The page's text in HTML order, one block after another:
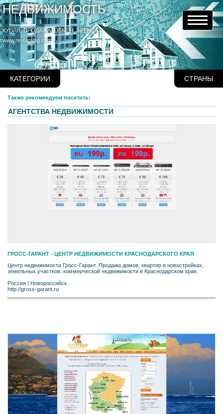
НЕДВИЖИМОСТЬ
КУПЛЯ, ПРОДАЖА, ОБМЕН, АРЕНДА
www.re-catalog.com
КАТЕГОРИИ СТРАНЫ
Также рекомендуем посетить:
АГЕНТСТВА НЕДВИЖИМОСТИ
ГРОСС-ГАРАНТ - ЦЕНТР НЕДВИЖИМОСТИ КРАСНОДАРСКОГО КРАЯ
Центр недвижимости Гросс-Гарант. Продажа домов, квартир в новостройках,
земельных участков, коммерческой недвижимости в Краснодарском крае.
Россия
Новороссийск
http://gross-garant.ru